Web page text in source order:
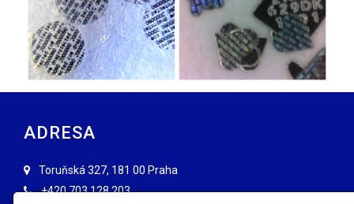
ADRESA
Toruňská 327, 181 00 Praha
+420703 128 203